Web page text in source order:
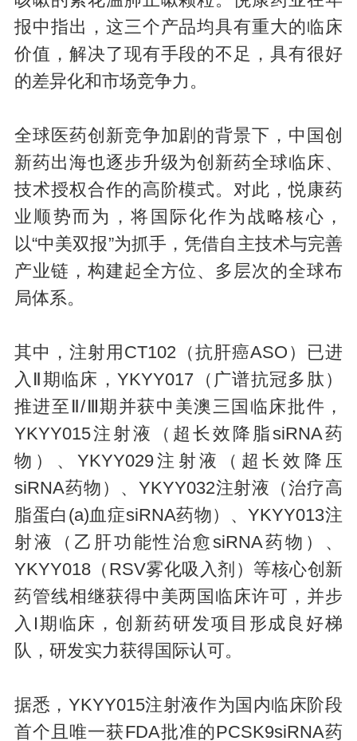
报中指出，这三个产品均具有重大的临床
价值，解决了现有手段的不足，具有很好
的差异化和市场竞争力。
全球医药创新竞争加剧的背景下，中国创
新药出海也逐步升级为创新药全球临床、
技术授权合作的高阶模式。对此，悦康药
业顺势而为，将国际化作为战略核心，
以“中美双报”为抓手，凭借自主技术与完善
产业链，构建起全方位、多层次的全球布
局体系。
其中，注射用CT102（抗肝癌ASO）已进
入Ⅱ期临床，YKYY017（广谱抗冠多肽）
推进至Ⅱ/Ⅲ期并获中美澳三国临床批件，
YKYY015注射液（超长效降脂siRNA药
物）、YKYY029注射液（超长效降压
siRNA药物）、YKYY032注射液（治疗高
脂蛋白(a)血症siRNA药物）、YKYY013注
射液（乙肝功能性治愈siRNA药物）、
YKYY018（RSV雾化吸入剂）等核心创新
药管线相继获得中美两国临床许可，并步
入I期临床，创新药研发项目形成良好梯
队，研发实力获得国际认可。
据悉，YKYY015注射液作为国内临床阶段
首个且唯一获FDA批准的PCSK9siRNA药